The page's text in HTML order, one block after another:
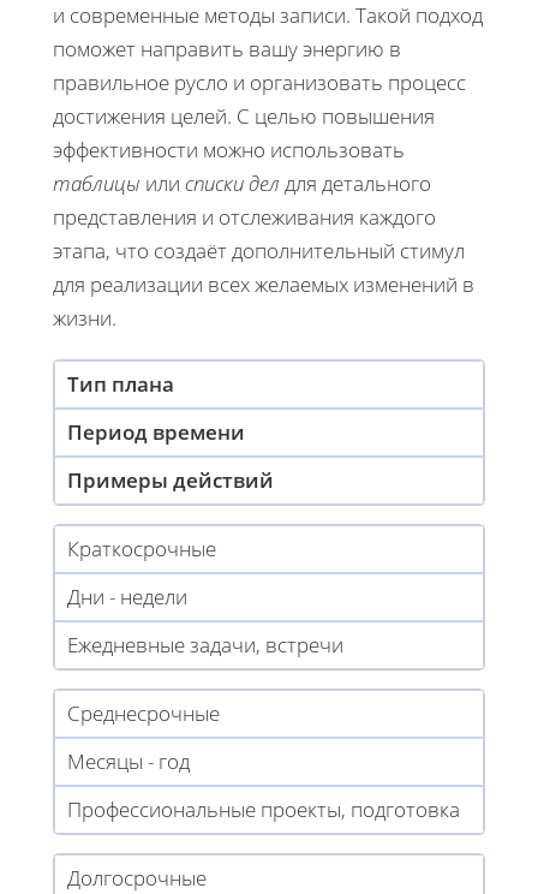
и современные методы записи. Такой подход
поможет направить вашу энергию в
правильное русло и организовать процесс
достижения целей. С целью повышения
эффективности можно использовать
таблицы или списки дел для детального
представления и отслеживания каждого
этапа, что создаёт дополнительный стимул
для реализации всех желаемых изменений в
жизни.
Тип плана
Период времени
Примеры действий
Краткосрочные
Дни - недели
Ежедневные задачи, встречи
Среднесрочные
Месяцы - год
Профессиональные проекты, подготовка
Долгосрочные